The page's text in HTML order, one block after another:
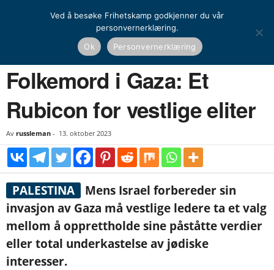
Kommentar Folkemord i Gaza: Et Rubicon for vestlige eliter
KOMMENTAR
Folkemord i Gaza: Et
Rubicon for vestlige eliter
Av russleman - 13. oktober 2023
PALESTINA
Mens Israel forbereder sin
invasjon av Gaza må vestlige ledere ta et valg
mellom å opprettholde sine påståtte verdier
eller total underkastelse av jødiske
interesser.
Ved å besøke Frihetskamp godkjenner du vår
personvernerklæring.
Ok
Personvernerklæring